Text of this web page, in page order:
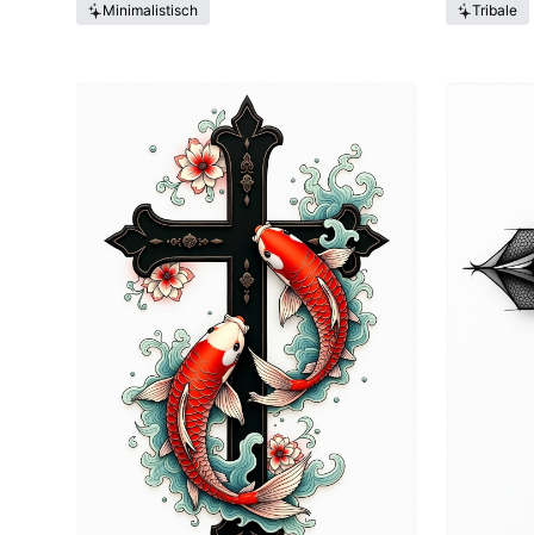
Minimalistisch Tribale